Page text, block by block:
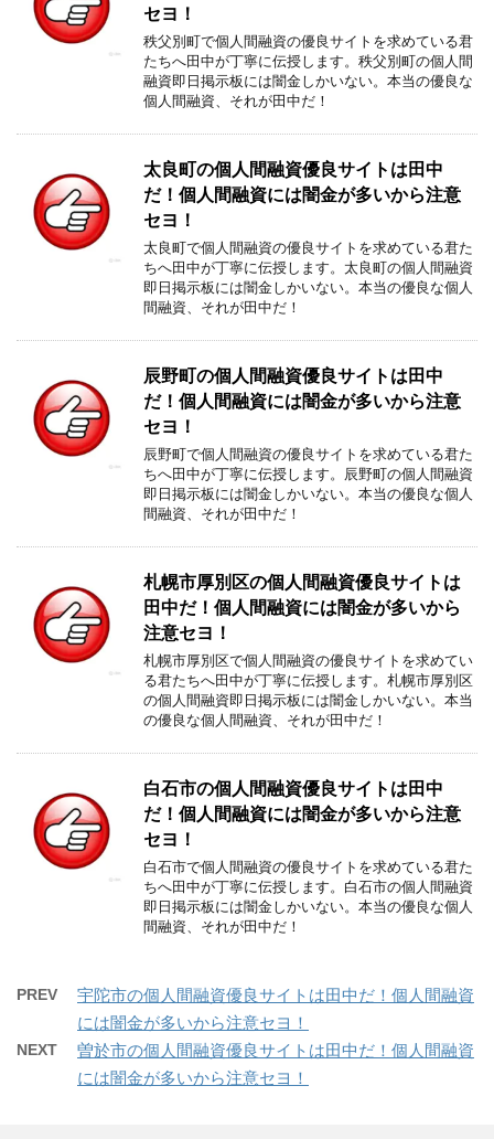
セヨ！
秩父別町で個人間融資の優良サイトを求めている君
たちへ田中が丁寧に伝授します。秩父別町の個人間
融資即日掲示板には闇金しかいない。本当の優良な
個人間融資、それが田中だ！
太良町の個人間融資優良サイトは田中
だ！個人間融資には闇金が多いから注意
セヨ！
太良町で個人間融資の優良サイトを求めている君た
ちへ田中が丁寧に伝授します。太良町の個人間融資
即日掲示板には闇金しかいない。本当の優良な個人
間融資、それが田中だ！
辰野町の個人間融資優良サイトは田中
だ！個人間融資には闇金が多いから注意
セヨ！
辰野町で個人間融資の優良サイトを求めている君た
ちへ田中が丁寧に伝授します。辰野町の個人間融資
即日掲示板には闇金しかいない。本当の優良な個人
間融資、それが田中だ！
札幌市厚別区の個人間融資優良サイトは
田中だ！個人間融資には闇金が多いから
注意セヨ！
札幌市厚別区で個人間融資の優良サイトを求めてい
る君たちへ田中が丁寧に伝授します。札幌市厚別区
の個人間融資即日掲示板には闇金しかいない。本当
の優良な個人間融資、それが田中だ！
白石市の個人間融資優良サイトは田中
だ！個人間融資には闇金が多いから注意
セヨ！
白石市で個人間融資の優良サイトを求めている君た
ちへ田中が丁寧に伝授します。白石市の個人間融資
即日掲示板には闇金しかいない。本当の優良な個人
間融資、それが田中だ！
PREV
宇陀市の個人間融資優良サイトは田中だ！個人間融資
には闇金が多いから注意セヨ！
NEXT
曽於市の個人間融資優良サイトは田中だ！個人間融資
には闇金が多いから注意セヨ！